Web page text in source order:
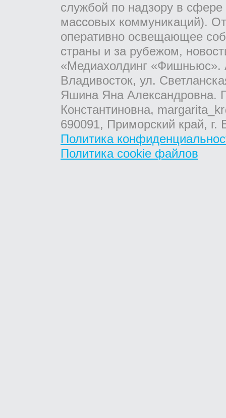
службой по надзору в
массовых коммуникаций).
оперативно освещающее
страны и за рубежом,
«Медиахолдинг «Фишньюс».
Владивосток, ул.
Яшина Яна Александровна.
Константиновна,
690091, Приморский край,
Политика
Политика cookie файлов